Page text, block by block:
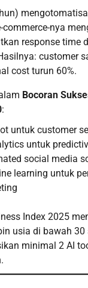
nya
response time
customer
cost turun 60%.
Bocoran
:
untuk customer
untuk
social media
learning untuk
Index 2025
usia di bawah 30
minimal 2 AI